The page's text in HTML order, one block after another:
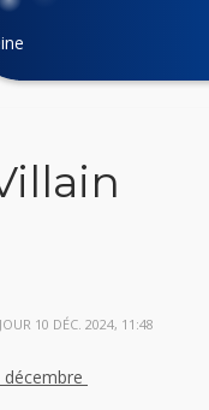
10 DÉC. 2024, 11:48